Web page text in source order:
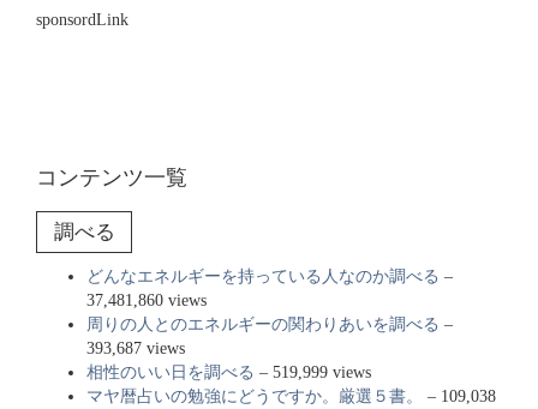
sponsordLink
コンテンツ一覧
調べる
どんなエネルギーを持っている人なのか調べる –
37,481,860 views
周りの人とのエネルギーの関わりあいを調べる –
393,687 views
相性のいい日を調べる – 519,999 views
マヤ暦占いの勉強にどうですか。厳選５書。
– 109,038